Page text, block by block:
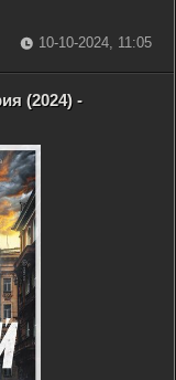
10-10-2024, 11:05
(2024) -